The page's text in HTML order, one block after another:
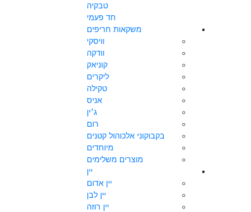
טבקיה
חד פעמי
משקאות חריפים
וויסקי
וודקה
קוניאק
ליקרים
טקילה
אניס
ג׳ין
רום
בקבוקוני אלכוהול קטנים
מיוחדים
מוצרים משלימים
יין
יין אדום
יין לבן
יין רוזה